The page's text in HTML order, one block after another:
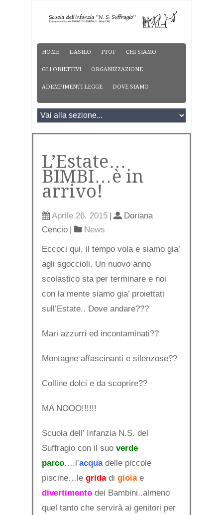
HOME L’ASILO PTOF CHI SIAMO
GLI OBIETTIVI ORGANIZZAZIONE
ADEMPIMENTI LEGGE DOVE SIAMO
L’Estate…
BIMBI…è in
arrivo!
Aprile 26, 2015 |
Doriana
Cencio | News
Eccoci qui, il tempo vola e siamo gia’
agli sgoccioli. Un nuovo anno
scolastico sta per terminare e noi
con la mente siamo gia’ proiettati
sull’Estate.. Dove andare???
Mari azzurri ed incontaminati??
Montagne affascinanti e silenzose??
Colline dolci e da scoprire??
MA NOOO!!!!!!
Scuola dell’ Infanzia N.S. del
Suffragio con il suo verde
parco….l’acquadelle piccole
piscine…le gridadi gioiae
divertimento dei Bambini..almeno
quel tanto che servirà ai genitori per